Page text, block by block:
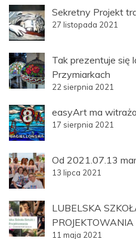
Sekretny Projekt
27 listopada 2021
Tak prezentuje się
Przymiarkach
22 sierpnia 2021
easyArt ma
17 sierpnia 2021
Od 2021.07.13
13 lipca 2021
LUBELSKA
11 maja 2021